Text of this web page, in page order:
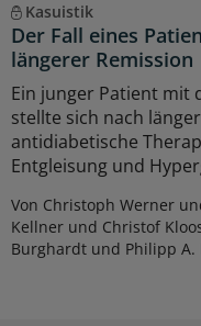
Kasuistik
Der Fall eines
längerer Remission
Ein junger Patient mit
stellte sich nach
antidiabetische
Entgleisung und
Von Christoph Werner
Kellner und Christof
Burghardt und Philipp A.